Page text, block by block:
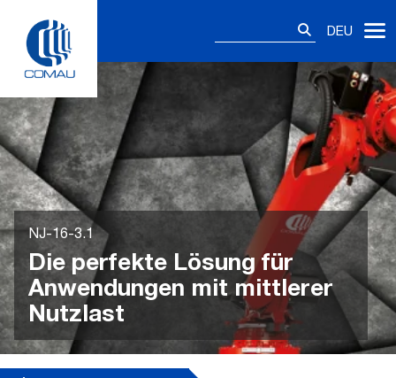
content
DEU
NJ-16-3.1
Die perfekte Lösung für
Anwendungen mit mittlerer
Nutzlast